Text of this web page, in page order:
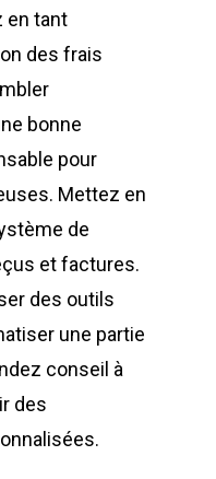
en tant
des frais
bonne
pour
Mettez en
de
et factures.
des outils
une partie
conseil à
des